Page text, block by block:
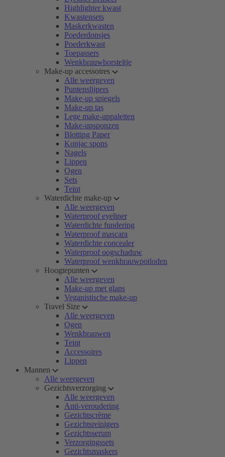
Highlighter kwast
Kwastensets
Maskerkwasten
Poederdonsjes
Poederkwast
Toepassers
Wenkbrauwborsteltje
Make-up accessoires
Alle weergeven
Puntenslijpers
Make-up spiegels
Make-up tas
Lege make-uppaletten
Make-upsponzen
Blotting Paper
Konjac spons
Nagels
Lippen
Ogen
Sets
Teint
Waterdichte make-up
Alle weergeven
Waterproof eyeliner
Waterdichte fundering
Waterproof mascara
Waterdichte concealer
Waterproof oogschaduw
Waterproof wenkbrauwpotloden
Hoogtepunten
Alle weergeven
Make-up met glans
Veganistische make-up
Travel Size
Alle weergeven
Ogen
Wenkbrauwen
Teint
Accessoires
Lippen
Mannen
Alle weergeven
Gezichtsverzorging
Alle weergeven
Anti-veroudering
Gezichtscrème
Gezichtsreinigers
Gezichtsserum
Verzorgingssets
Gezichtsmaskers